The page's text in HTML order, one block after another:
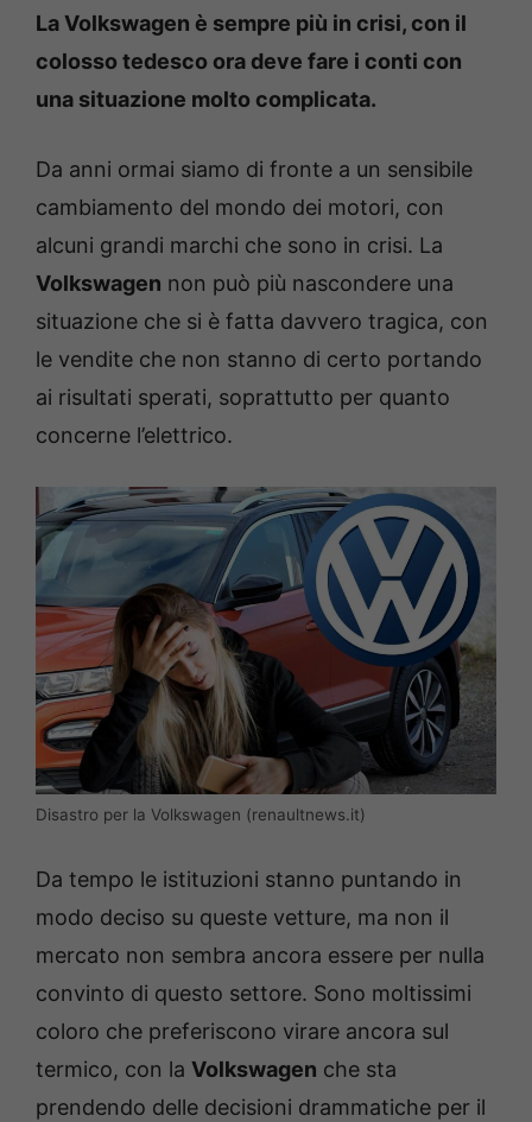
La Volkswagen è sempre più in crisi, con il
colosso tedesco ora deve fare i conti con
una situazione molto complicata.
Da anni ormai siamo di fronte a un sensibile
cambiamento del mondo dei motori, con
alcuni grandi marchi che sono in crisi. La
Volkswagen non può più nascondere una
situazione che si è fatta davvero tragica, con
le vendite che non stanno di certo portando
ai risultati sperati, soprattutto per quanto
concerne l’elettrico.
Disastro per la Volkswagen (renaultnews.it)
Da tempo le istituzioni stanno puntando in
modo deciso su queste vetture, ma non il
mercato non sembra ancora essere per nulla
convinto di questo settore. Sono moltissimi
coloro che preferiscono virare ancora sul
termico, con la Volkswagen che sta
prendendo delle decisioni drammatiche per il